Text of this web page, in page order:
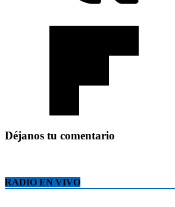
Déjanos tu comentario
RADIO EN VIVO